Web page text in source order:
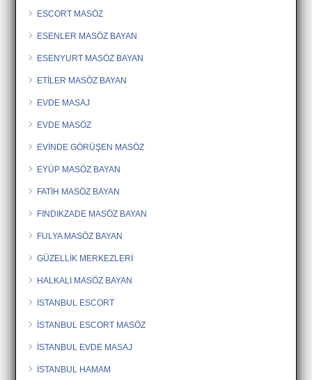
ESCORT MASÖZ
ESENLER MASÖZ BAYAN
ESENYURT MASÖZ BAYAN
ETİLER MASÖZ BAYAN
EVDE MASAJ
EVDE MASÖZ
EVİNDE GÖRÜŞEN MASÖZ
EYÜP MASÖZ BAYAN
FATİH MASÖZ BAYAN
FINDIKZADE MASÖZ BAYAN
FULYA MASÖZ BAYAN
GÜZELLİK MERKEZLERİ
HALKALI MASÖZ BAYAN
İSTANBUL ESCORT
İSTANBUL ESCORT MASÖZ
İSTANBUL EVDE MASAJ
İSTANBUL HAMAM